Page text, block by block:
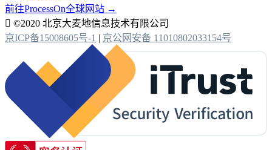
前往ProcessOn全球网站 →
 ©2020 北京大麦地信息技术有限公司
京ICP备15008605号-1 | 京公网安备 11010802033154号